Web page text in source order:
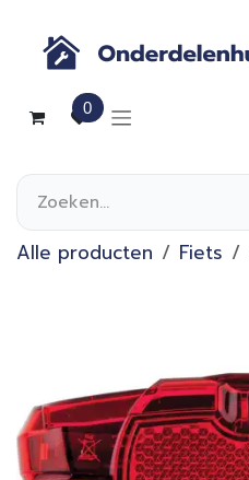
0
Alle producten Fiets